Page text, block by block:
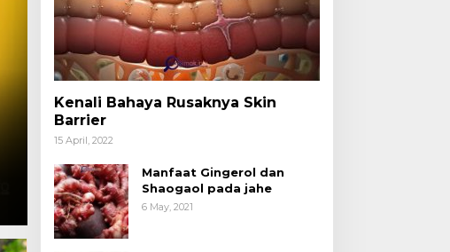
Kenali Bahaya Rusaknya Skin
Barrier
15 April, 2022
Manfaat Gingerol dan
Shaogaol pada jahe
6 May, 2021